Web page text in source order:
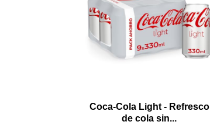
Coca-Cola Light - Refresco
de cola sin...